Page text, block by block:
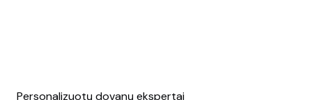
Personalizuotų dovanų ekspertai